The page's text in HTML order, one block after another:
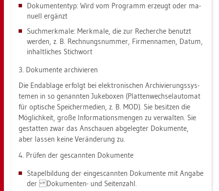
Do­ku­men­ten­typ: Wird vom Pro­gramm er­zeugt oder ma­
nu­ell er­gänzt
Such­merk­ma­le: Merk­ma­le, die zur Re­cher­che be­nutzt
wer­den, z. B. Rech­nungs­num­mer, Fir­men­na­men, Datum,
in­halt­li­ches Stich­wort
3. Do­ku­men­te ar­chi­vie­ren
Die En­dab­la­ge er­folgt bei elek­tro­ni­schen Ar­chi­vie­rungs­sys­
te­men in so ge­nann­ten Juke­bo­xen (Plat­ten­wech­sel­au­to­mat
für op­ti­sche Spei­cher­me­di­en, z. B. MOD). Sie be­sit­zen die
Mög­lich­keit, große In­for­ma­ti­ons­men­gen zu ver­wal­ten. Sie
ge­stat­ten zwar das An­schau­en ab­ge­leg­ter Do­ku­men­te,
aber las­sen keine Ver­än­de­rung zu.
4. Prü­fen der ge­scann­ten Do­ku­men­te
Sta­pel­bil­dung der ein­ge­scann­ten Do­ku­men­te mit An­ga­be
der Do­ku­men­ten- und Sei­ten­zahl.